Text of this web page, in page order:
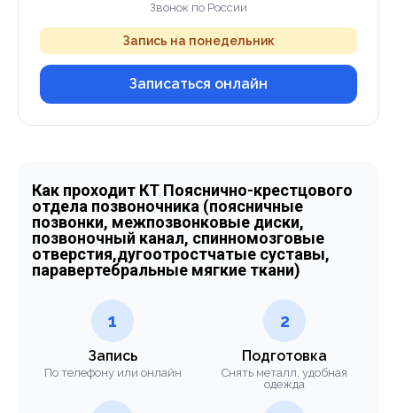
Звонок по России
Запись на понедельник
Записаться онлайн
Как проходит КТ Пояснично-крестцового
отдела позвоночника (поясничные
позвонки, межпозвонковые диски,
позвоночный канал, спинномозговые
отверстия,дугоотростчатые суставы,
паравертебральные мягкие ткани)
1
Запись
По телефону или онлайн
2
Подготовка
Снять металл, удобная
одежда